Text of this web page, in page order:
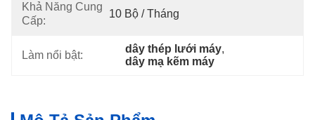
Khả Năng Cung
Cấp:
10 Bộ / Tháng
Làm nổi bật:
dây thép lưới máy,
dây mạ kẽm máy